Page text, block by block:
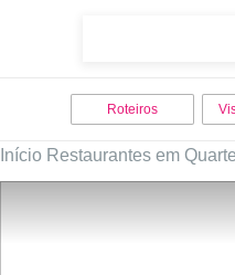
Roteiros
Início Restaurantes em